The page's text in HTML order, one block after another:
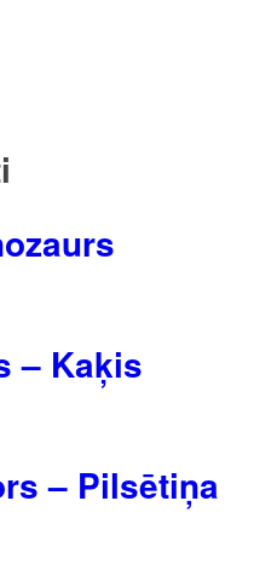
– Kaķis
– Pilsētiņa